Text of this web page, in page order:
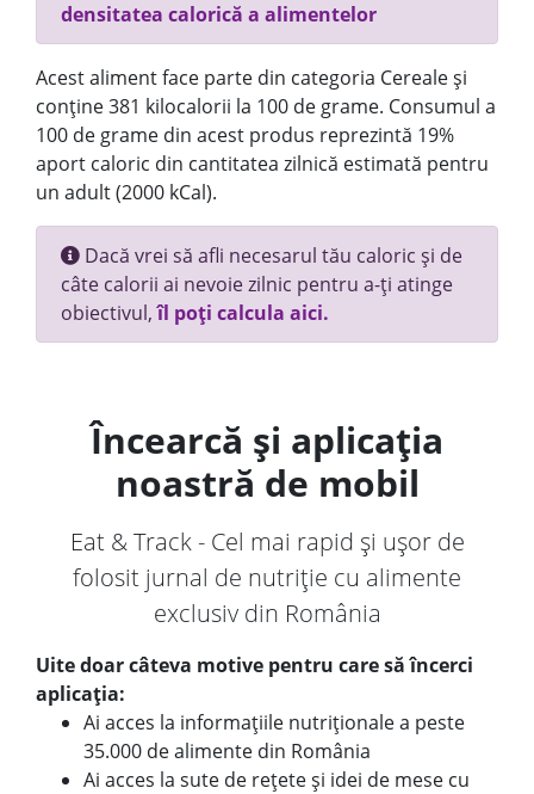
densitatea calorică a alimentelor
Acest aliment face parte din categoria Cereale și
conține 381 kilocalorii la 100 de grame. Consumul a
100 de grame din acest produs reprezintă 19%
aport caloric din cantitatea zilnică estimată pentru
un adult (2000 kCal).
Dacă vrei să afli necesarul tău caloric și de
câte calorii ai nevoie zilnic pentru a-ți atinge
obiectivul,îl poți calcula aici.
Încearcă și aplicația
noastră de mobil
Eat & Track - Cel mai rapid și ușor de
folosit jurnal de nutriție cu alimente
exclusiv din România
Uite doar câteva motive pentru care să încerci
aplicația:
Ai acces la informațiile nutriționale a peste
35.000 de alimente din România
Ai acces la sute de rețete și idei de mese cu